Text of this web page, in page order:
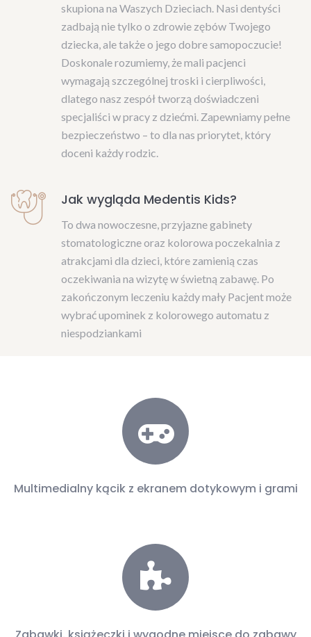
skupiona na Waszych Dzieciach. Nasi dentyści
zadbają nie tylko o zdrowie zębów Twojego
dziecka, ale także o jego dobre samopoczucie!
Doskonale rozumiemy, że mali pacjenci
wymagają szczególnej troski i cierpliwości,
dlatego nasz zespół tworzą doświadczeni
specjaliści w pracy z dziećmi. Zapewniamy pełne
bezpieczeństwo – to dla nas priorytet, który
doceni każdy rodzic.
Jak wygląda Medentis Kids?
To dwa nowoczesne, przyjazne gabinety
stomatologiczne oraz kolorowa poczekalnia z
atrakcjami dla dzieci, które zamienią czas
oczekiwania na wizytę w świetną zabawę. Po
zakończonym leczeniu każdy mały Pacjent może
wybrać upominek z kolorowego automatu z
niespodziankami
Multimedialny kącik z ekranem dotykowym i grami